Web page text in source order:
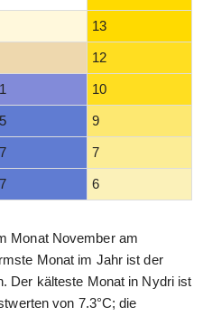
13
12
10
9
7
6
Monat November am
Monat im Jahr ist der
Der kälteste Monat in Nydri ist
von 7.3°C; die